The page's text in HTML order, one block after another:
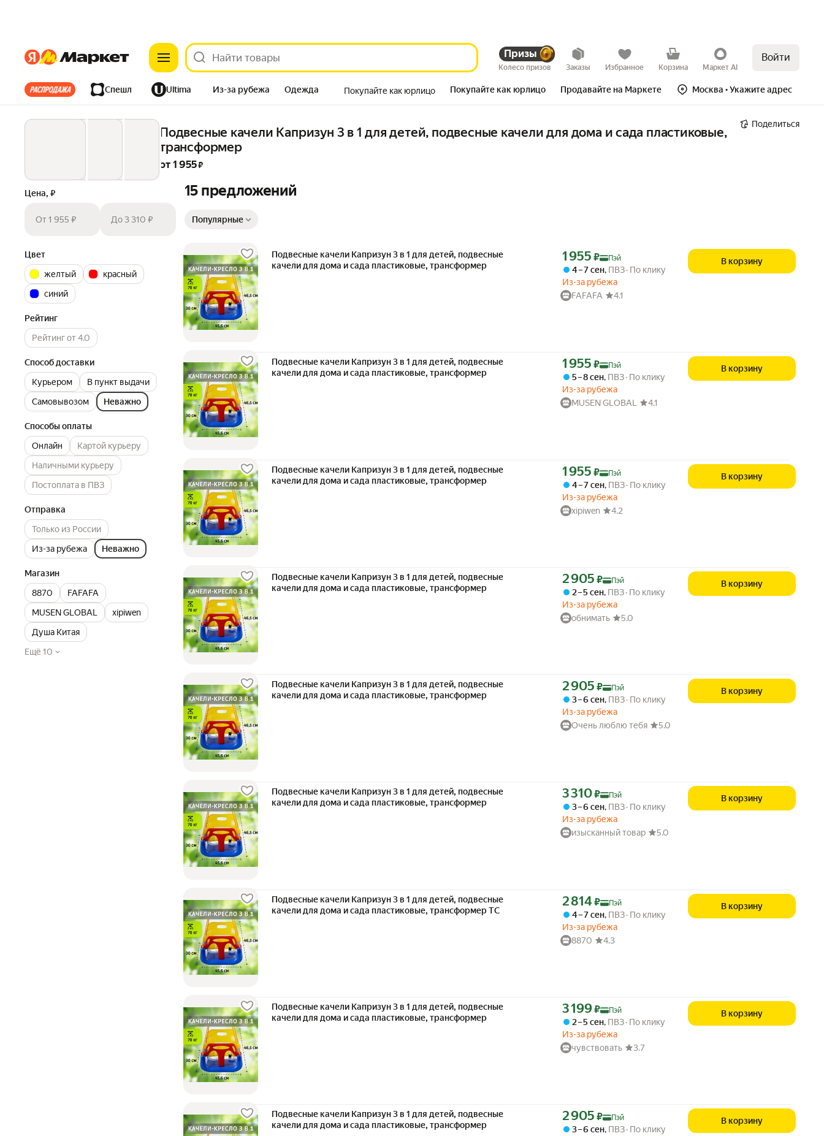
ЯндексЯндекс Призы
Колесо призов Заказы Избранное Корзина Маркет AI
Войти
Все хиты Спешл Ultima Из-за рубежа Одежда
Дом Ремонт Детям Красота
Покупайте как юрлицо Покупайте как юрлицо Продавайте на Маркете Москва • Укажите адрес
Подвесные качели Капризун 3 в 1 для детей, подвесные качели для дома и сада пластиковые,
трансформер
от 1 955 ₽
Поделиться
Цена, ₽
От 1 955 ₽ До 3 310 ₽
Цвет
желтый
красный
синий
Рейтинг
Рейтинг от 4.0
Способ доставки
Курьером
В пункт выдачи
Самовывозом
Неважно
Способы оплаты
Онлайн
Картой курьеру
Наличными курьеру
Постоплата в ПВЗ
Отправка
Только из России
Из-за рубежа
Неважно
Магазин
8870
FAFAFA
MUSEN GLOBAL
xipiwen
Душа Китая
Ещё 10
15 предложений
Популярные
Подвесные качели Капризун 3 в 1 для детей, подвесные
качели для дома и сада пластиковые, трансформер
Цена с картой Яндекс Пэй 1955 ₽ вместо
1 955 ₽ Пэй
4 – 7 сен, ПВЗ По клику
Из-за рубежа
FAFAFA
4.1
В корзину
Подвесные качели Капризун 3 в 1 для детей, подвесные
качели для дома и сада пластиковые, трансформер
Цена с картой Яндекс Пэй 1955 ₽ вместо
1 955 ₽ Пэй
5 – 8 сен, ПВЗ По клику
Из-за рубежа
MUSEN GLOBAL
4.1
В корзину
Подвесные качели Капризун 3 в 1 для детей, подвесные
качели для дома и сада пластиковые, трансформер
Цена с картой Яндекс Пэй 1955 ₽ вместо
1 955 ₽ Пэй
4 – 7 сен, ПВЗ По клику
Из-за рубежа
xipiwen
4.2
В корзину
Подвесные качели Капризун 3 в 1 для детей, подвесные
качели для дома и сада пластиковые, трансформер
Цена с картой Яндекс Пэй 2905 ₽ вместо
2 905 ₽ Пэй
2 – 5 сен, ПВЗ По клику
Из-за рубежа
обнимать
5.0
В корзину
Подвесные качели Капризун 3 в 1 для детей, подвесные
качели для дома и сада пластиковые, трансформер
Цена с картой Яндекс Пэй 2905 ₽ вместо
2 905 ₽ Пэй
3 – 6 сен, ПВЗ По клику
Из-за рубежа
Очень люблю тебя
5.0
В корзину
Подвесные качели Капризун 3 в 1 для детей, подвесные
качели для дома и сада пластиковые, трансформер
Цена с картой Яндекс Пэй 3310 ₽ вместо
3 310₽ Пэй
3 – 6 сен, ПВЗ По клику
Из-за рубежа
изысканный товар
5.0
В корзину
Подвесные качели Капризун 3 в 1 для детей, подвесные
качели для дома и сада пластиковые, трансформер TC
Цена с картой Яндекс Пэй 2814 ₽ вместо
2 814 ₽ Пэй
4 – 7 сен, ПВЗ По клику
Из-за рубежа
8870
4.3
В корзину
Подвесные качели Капризун 3 в 1 для детей, подвесные
качели для дома и сада пластиковые, трансформер
Цена с картой Яндекс Пэй 3199 ₽ вместо
3 199₽ Пэй
2 – 5 сен, ПВЗ По клику
Из-за рубежа
чувствовать
3.7
В корзину
Подвесные качели Капризун 3 в 1 для детей, подвесные
качели для дома и сада пластиковые, трансформер
Цена с картой Яндекс Пэй 2905 ₽ вместо
2 905 ₽ Пэй
3 – 6 сен, ПВЗ По клику
В корзину